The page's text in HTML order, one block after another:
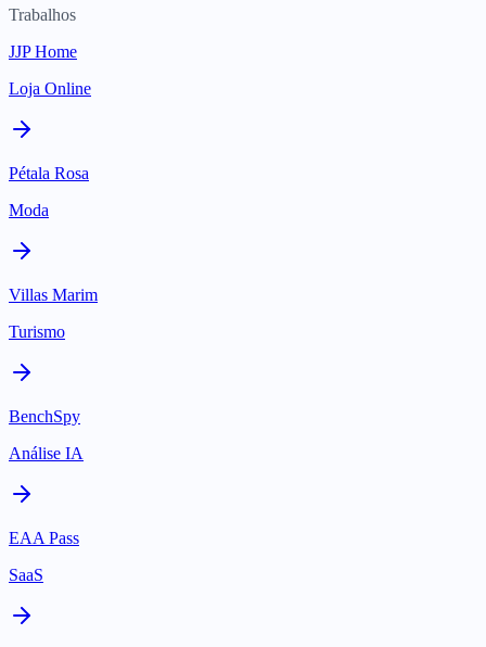
Trabalhos
JJP Home
Loja Online
Pétala Rosa
Moda
Villas Marim
Turismo
BenchSpy
Análise IA
EAA Pass
SaaS